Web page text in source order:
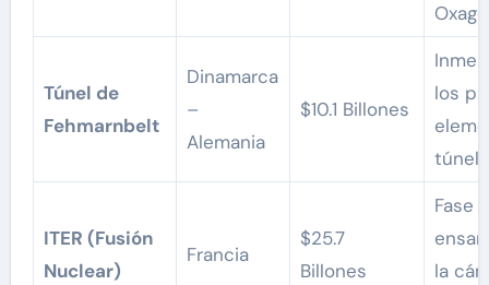
Túnel de
Fehmarnbelt
Dinamarca
–
Alemania
$10.1 Billones
los
túnel.
ITER (Fusión
Nuclear)
Francia
$25.7
Billones
Fase
la